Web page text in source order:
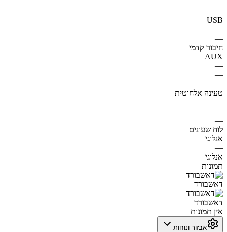
—
USB
—
—
חיבור קדמי
AUX
—
—
—
טעינה אלחוטית
—
—
—
לוח שעונים
אנלוגי
—
אנלוגי
תמונות
דאשבורד
דאשבורד
אין תמונות
אבזור ונוחות